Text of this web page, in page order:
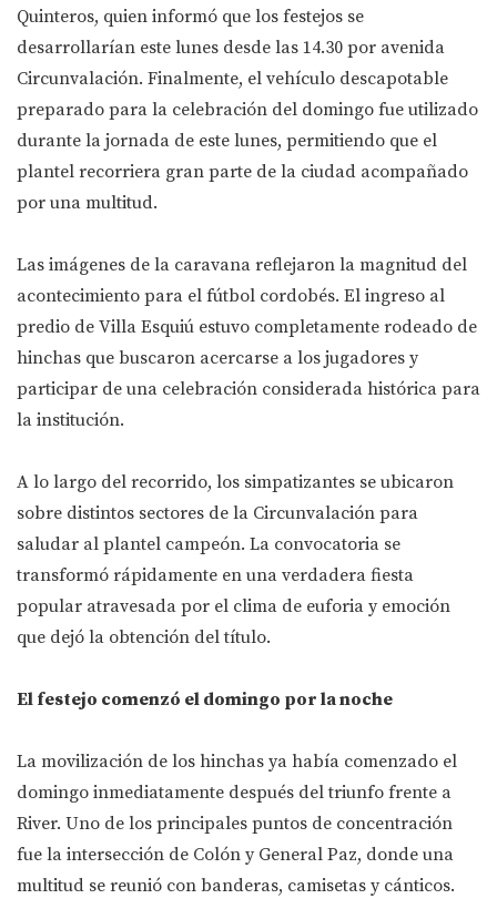
Quinteros, quien informó que los festejos se
desarrollarían este lunes desde las 14.30 por avenida
Circunvalación. Finalmente, el vehículo descapotable
preparado para la celebración del domingo fue utilizado
durante la jornada de este lunes, permitiendo que el
plantel recorriera gran parte de la ciudad acompañado
por una multitud.
Las imágenes de la caravana reflejaron la magnitud del
acontecimiento para el fútbol cordobés. El ingreso al
predio de Villa Esquiú estuvo completamente rodeado de
hinchas que buscaron acercarse a los jugadores y
participar de una celebración considerada histórica para
la institución.
A lo largo del recorrido, los simpatizantes se ubicaron
sobre distintos sectores de la Circunvalación para
saludar al plantel campeón. La convocatoria se
transformó rápidamente en una verdadera fiesta
popular atravesada por el clima de euforia y emoción
que dejó la obtención del título.
El festejo comenzó el domingo por la noche
La movilización de los hinchas ya había comenzado el
domingo inmediatamente después del triunfo frente a
River. Uno de los principales puntos de concentración
fue la intersección de Colón y General Paz, donde una
multitud se reunió con banderas, camisetas y cánticos.